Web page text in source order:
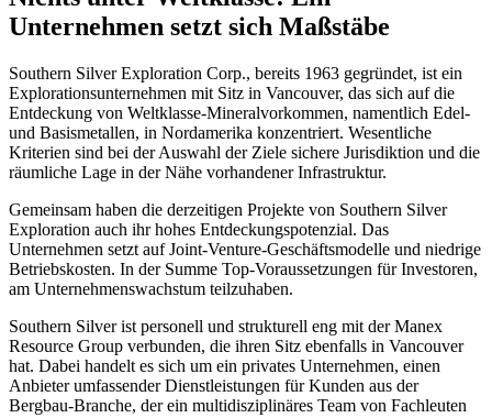
Unternehmen setzt sich Maßstäbe
Southern Silver Exploration Corp., bereits 1963 gegründet, ist ein
Explorationsunternehmen mit Sitz in Vancouver, das sich auf die
Entdeckung von Weltklasse-Mineralvorkommen, namentlich Edel-
und Basismetallen, in Nordamerika konzentriert. Wesentliche
Kriterien sind bei der Auswahl der Ziele sichere Jurisdiktion und die
räumliche Lage in der Nähe vorhandener Infrastruktur.
Gemeinsam haben die derzeitigen Projekte von Southern Silver
Exploration auch ihr hohes Entdeckungspotenzial. Das
Unternehmen setzt auf Joint-Venture-Geschäftsmodelle und niedrige
Betriebskosten. In der Summe Top-Voraussetzungen für Investoren,
am Unternehmenswachstum teilzuhaben.
Southern Silver ist personell und strukturell eng mit der Manex
Resource Group verbunden, die ihren Sitz ebenfalls in Vancouver
hat. Dabei handelt es sich um ein privates Unternehmen, einen
Anbieter umfassender Dienstleistungen für Kunden aus der
Bergbau-Branche, der ein multidisziplinäres Team von Fachleuten